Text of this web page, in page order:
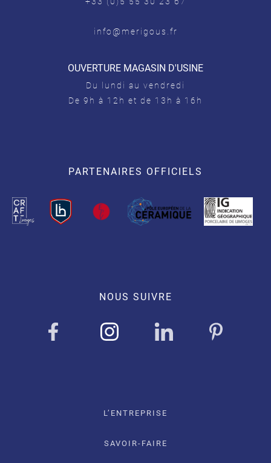
info@merigous.fr
OUVERTURE MAGASIN D'USINE
Du lundi au vendredi
De 9h à 12h et de 13h à 16h
PARTENAIRES OFFICIELS
NOUS SUIVRE
L’ENTREPRISE
SAVOIR-FAIRE